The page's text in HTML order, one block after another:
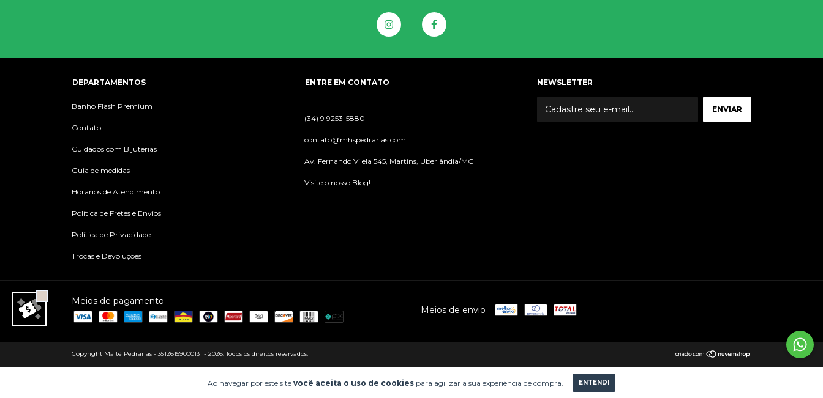
Ao navegar por este site você aceita o uso de cookies para agilizar a sua experiência de compra. ENTENDI
DEPARTAMENTOS
Banho Flash Premium
Contato
Cuidados com Bijuterias
Guia de medidas
Horarios de Atendimento
Política de Fretes e Envios
Política de Privacidade
Trocas e Devoluções
ENTRE EM CONTATO
(34) 9 9253-5880
contato@mhspedrarias.com
Av. Fernando Vilela 545, Martins, Uberlândia/MG
Visite o nosso Blog!
NEWSLETTER
Meios de pagamento
Meios de envio
Copyright Maitê Pedrarias - 35126159000131 - 2026. Todos os direitos reservados.